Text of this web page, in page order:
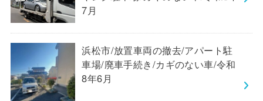
7月
浜松市/放置車両の撤去/アパート駐
車場/廃車手続き/カギのない車/令和
8年6月